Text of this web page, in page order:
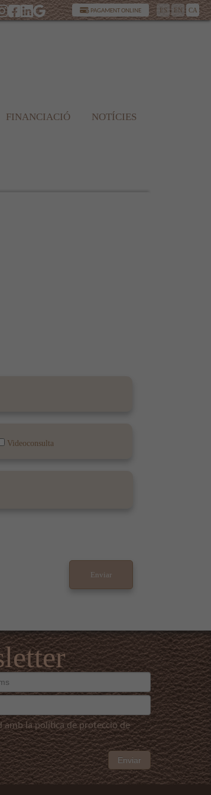
PAGAMENT ONLINE ES EN CA
FINANCIACIÓ NOTÍCIES
Videoconsulta
amb la política de protecció de
Enviar